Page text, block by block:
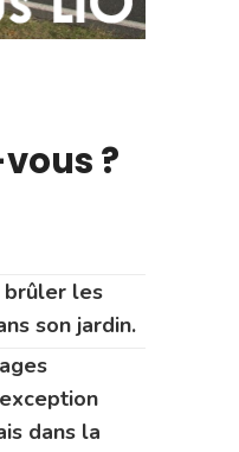
?
les
son jardin.
dans la